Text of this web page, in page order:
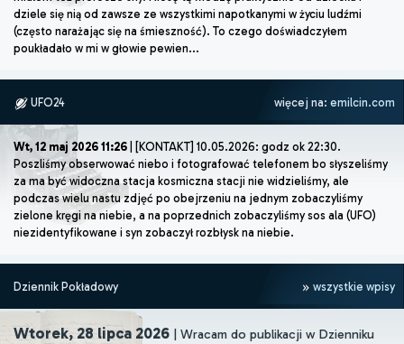
dziele się nią od zawsze ze wszystkimi napotkanymi w życiu ludźmi
(często narażając się na śmieszność). To czego doświadczyłem
poukładało w mi w głowie pewien...
UFO24 więcej na: emilcin.com
Wt, 12 maj 2026 11:26 | [KONTAKT] 10.05.2026: godz ok 22:30.
Poszliśmy obserwować niebo i fotografować telefonem bo słyszeliśmy
za ma być widoczna stacja kosmiczna stacji nie widzieliśmy, ale
podczas wielu nastu zdjęć po obejrzeniu na jednym zobaczyliśmy
zielone kręgi na niebie, a na poprzednich zobaczyliśmy sos ala (UFO)
niezidentyfikowane i syn zobaczył rozbłysk na niebie.
Dziennik Pokładowy wszystkie wpisy
Wtorek, 28 lipca 2026 | Wracam do publikacji w Dzienniku